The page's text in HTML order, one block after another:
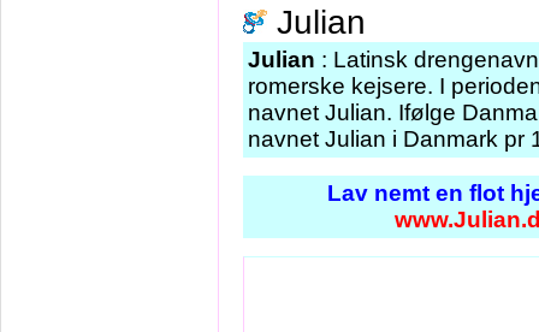
Julian
Julian : Latinsk
romerske kejsere. I
navnet Julian. Ifølge
navnet Julian i Danmark pr
Lav nemt en flot